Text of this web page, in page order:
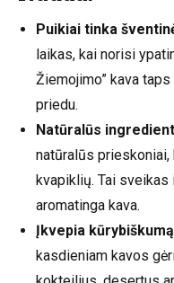
Puikiai tinka
laikas, kai norisi
Žiemojimo” kava
priedu.
Natūralūs
natūralūs
kvapiklių. Tai
aromatinga kava.
Įkvepia kūrybiškumą
kasdieniam kavos